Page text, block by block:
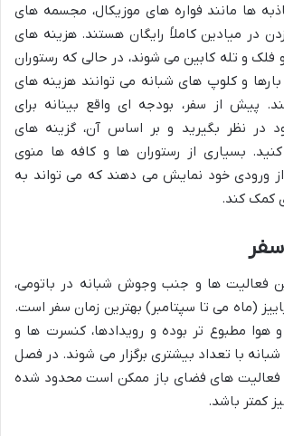
ها مانند فواره های موزیکال، مجسمه های
در میادین کاملاً رایگان هستند. هزینه های
و تله کابین می شوند، در حالی که رستوران
و کلوپ های شبانه می توانند هزینه های
پیش از سفر، بودجه ای واقع بینانه برای
در نظر بگیرید و بر اساس آن، گزینه های
بسیاری از رستوران ها و کافه ها منوی
ورودی خود نمایش می دهند که می تواند به
کمک کند.
فعالیت ها و جنب وجوش شبانه در باتومی،
پاییز (ماه می تا سپتامبر) بهترین زمان سفر است.
هوا مطبوع تر بوده و رویدادها، کنسرت ها و
با تعداد بیشتری برگزار می شوند. در فصل
فعالیت های فضای باز ممکن است محدود شده
کمتر باشد.